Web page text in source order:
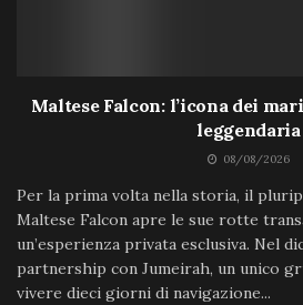
Maltese Falcon: l’icona dei
leggendaria
08/08/2026
Per la prima volta nella storia, il
Maltese Falcon apre le sue rotte
un’esperienza privata esclusiva. Nel
partnership con Jumeirah, un unico
vivere dieci giorni di navigazione...